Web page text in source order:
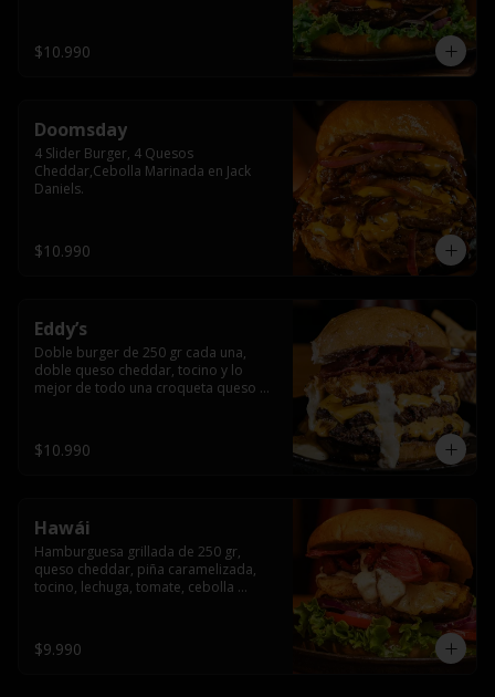
$10.990
Doomsday
4 Slider Burger, 4 Quesos
Cheddar,Cebolla Marinada en Jack
Daniels.
$10.990
Eddy’s
Doble burger de 250 gr cada una,
doble queso cheddar, tocino y lo
mejor de todo una croqueta queso
$10.990
Hawái
Hamburguesa grillada de 250 gr,
queso cheddar, piña caramelizada,
tocino, lechuga, tomate, cebolla
$9.990